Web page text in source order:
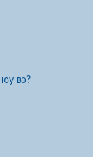
вэ?